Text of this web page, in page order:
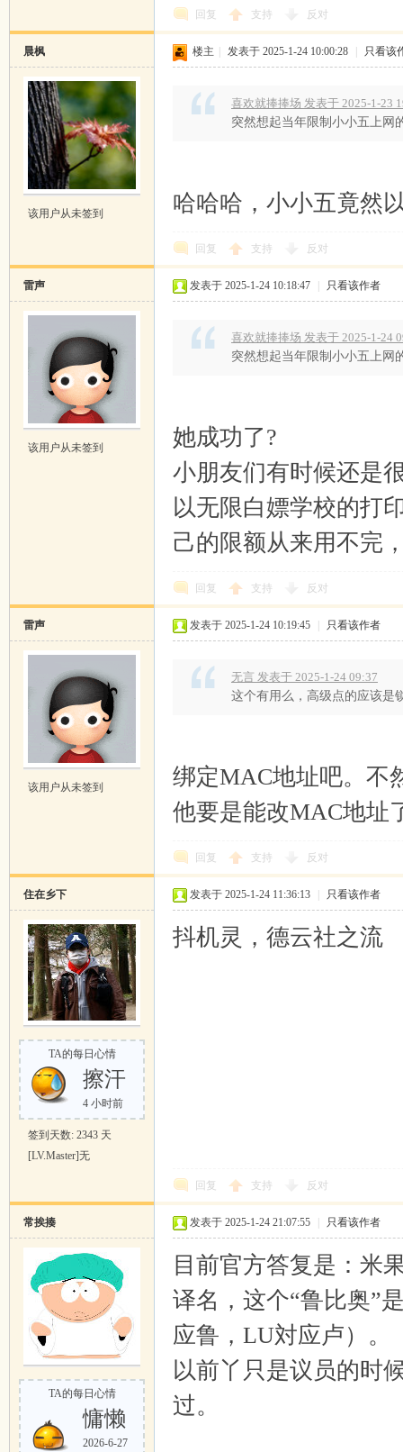
回复 支持 反对
晨枫
该用户从未签到
楼主 发表于 2025-1-24 10:00:28 只看该
喜欢就捧捧场 发表于 2025-1-23
突然想起当年限制小小五上网
哈哈哈，小小五竟然
回复 支持 反对
雷声
该用户从未签到
发表于 2025-1-24 10:18:47 只看该作者
喜欢就捧捧场 发表于 2025-1-24
突然想起当年限制小小五上网
她成功了?
小朋友们有时候还是
以无限白嫖学校的打
己的限额从来用不完
回复 支持 反对
雷声
该用户从未签到
发表于 2025-1-24 10:19:45 只看该作者
无言 发表于 2025-1-24 09:37
这个有用么，高级点的应该是
绑定MAC地址吧。不
他要是能改MAC地址
回复 支持 反对
住在乡下
TA的每日心情
擦汗
4 小时前
签到天数: 2343 天
[LV.Master]无
发表于 2025-1-24 11:36:13 只看该作者
抖机灵，德云社之流
回复 支持 反对
常挨揍
TA的每日心情
慵懒
2026-6-27
发表于 2025-1-24 21:07:55 只看该作者
目前官方答复是：米
译名，这个“鲁比奥”
应鲁，LU対应卢）。
以前丫只是议员的时
过。